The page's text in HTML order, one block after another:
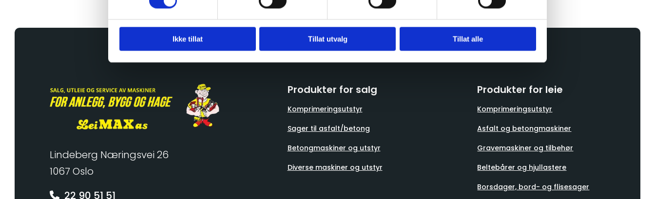
Ikke tillat Tillat utvalg Tillat alle
Lindeberg Næringsvei 26
1067 Oslo
 22 90 51 51
Produkter for salg
Komprimeringsutstyr
Sager til asfalt/betong
Betongmaskiner og utstyr
Diverse maskiner og utstyr
Produkter for leie
Komprimeringsutstyr
Asfalt og betongmaskiner
Gravemaskiner og tilbehør
Beltebårer og hjullastere
Borsdager, bord- og flisesager